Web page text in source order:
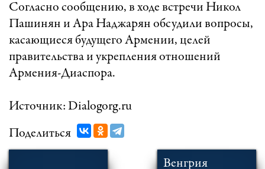
Согласно сообщению, в ходе встречи Никол
Пашинян и Ара Наджарян обсудили вопросы,
касающиеся будущего Армении, целей
правительства и укрепления отношений
Армения-Диаспора.
Источник: Dialogorg.ru
Поделиться
Венгрия